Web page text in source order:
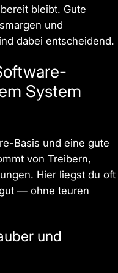
bleibt. Gute
und
dabei entscheidend.
System
Basis und eine gute
von Treibern,
Hier liegst du oft
— ohne teuren
und